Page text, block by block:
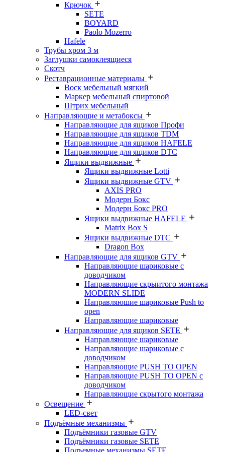
Крючок
SETE
BOYARD
Paolo Mozerro
Hafele
Трубы хром 3 м
Заглушки самоклеящиеся
Скотч
Реставрационные материалы
Воск мебельный мягкий
Маркер мебельный спиртовой
Штрих мебельный
Направляющие и метабоксы
Направляющие для ящиков Профи
Направляющие для ящиков TDM
Направляющие для ящиков HAFELE
Направляющие для ящиков DTC
Ящики выдвижные
Ящики выдвижные Lotti
Ящики выдвижные GTV
AXIS PRO
Модерн Бокс
Модерн Бокс PRO
Ящики выдвижные HAFELE
Matrix Box S
Ящики выдвижные DTC
Dragon Box
Направляющие для ящиков GTV
Направляющие шариковые с
доводчиком
Направляющие скрыитого монтажа
MODERN SLIDE
Направляюшие шариковые Push to
open
Направляющие шариковые
Направляющие для ящиков SETE
Направляющие шариковые
Направляющие шариковые с
доводчиком
Направляющие PUSH TO OPEN
Направляющие PUSH TO OPEN с
доводчиком
Направляющие скрытого монтажа
Освещение
LED-свет
Подъёмные механизмы
Подъёмники газовые GTV
Подъёмники газовые SETE
Подъемные механизмы SETE